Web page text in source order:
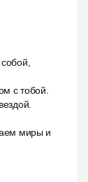
с тобой.
миры и